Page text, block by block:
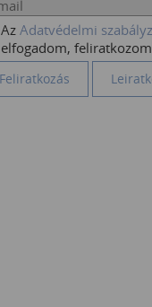
Az Adatvédelmi
elfogadom,